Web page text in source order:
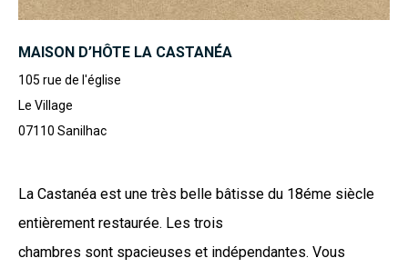
MAISON D’HÔTE LA CASTANÉA
105 rue de l'église
Le Village
07110 Sanilhac
La Castanéa est une très belle bâtisse du 18éme siècle
entièrement restaurée. Les trois
chambres sont spacieuses et indépendantes. Vous